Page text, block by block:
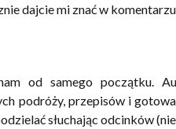
dajcie mi znać w komentarzu.
od samego początku.
podróży, przepisów i
słuchając odcinków